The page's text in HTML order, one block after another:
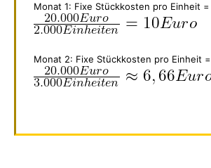
Monat 1: Fixe Stückkosten pro Einheit =
Monat 2: Fixe Stückkosten pro Einheit =